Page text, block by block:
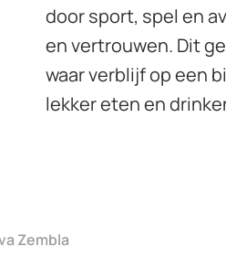
door sport, spel en
en vertrouwen. Dit
waar verblijf op een
lekker eten en
Zembla